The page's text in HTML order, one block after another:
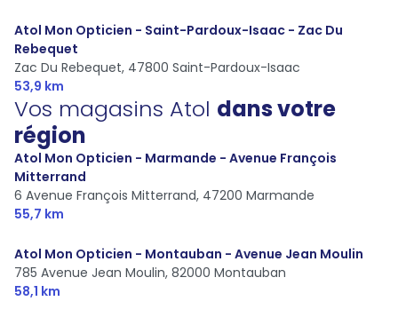
Atol Mon Opticien - Saint-Pardoux-Isaac - Zac Du
Rebequet
Zac Du Rebequet, 47800 Saint-Pardoux-Isaac
53,9 km
Vos magasins Atol dans votre
région
Atol Mon Opticien - Marmande - Avenue François
Mitterrand
6 Avenue François Mitterrand, 47200 Marmande
55,7 km
Atol Mon Opticien - Montauban - Avenue Jean Moulin
785 Avenue Jean Moulin, 82000 Montauban
58,1 km